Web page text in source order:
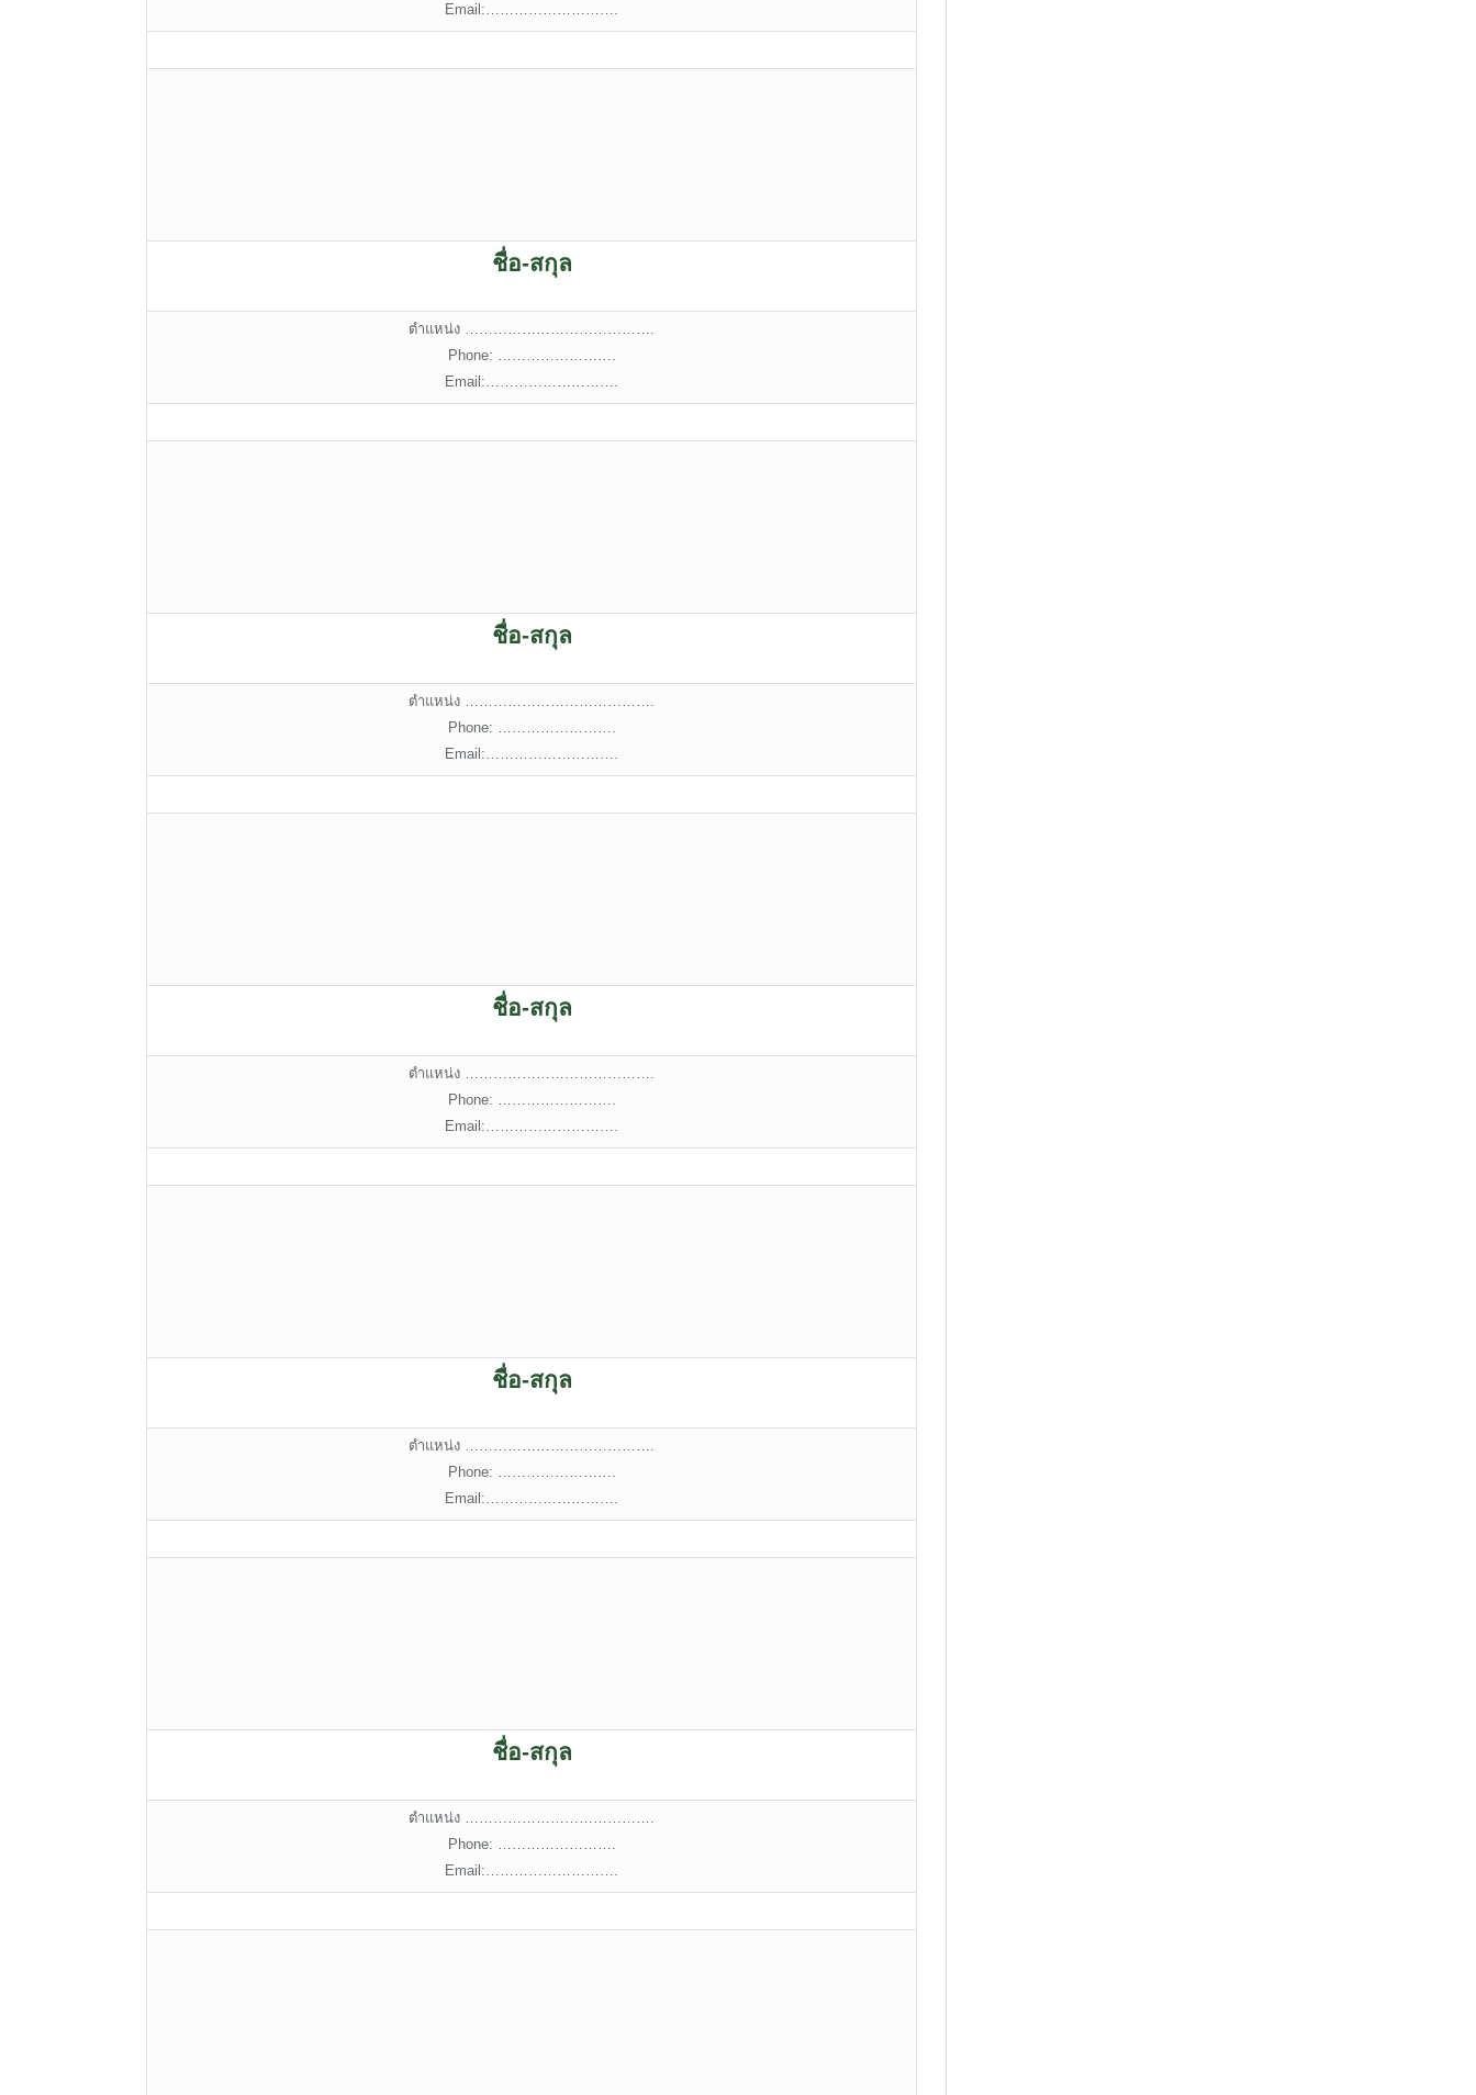
Email:……………………….
ชื่อ-สกุล
ตำแหน่ง ………………………………….
Phone: …………………….
Email:……………………….
ชื่อ-สกุล
ตำแหน่ง ………………………………….
Phone: …………………….
Email:……………………….
ชื่อ-สกุล
ตำแหน่ง ………………………………….
Phone: …………………….
Email:……………………….
ชื่อ-สกุล
ตำแหน่ง ………………………………….
Phone: …………………….
Email:……………………….
ชื่อ-สกุล
ตำแหน่ง ………………………………….
Phone: …………………….
Email:……………………….